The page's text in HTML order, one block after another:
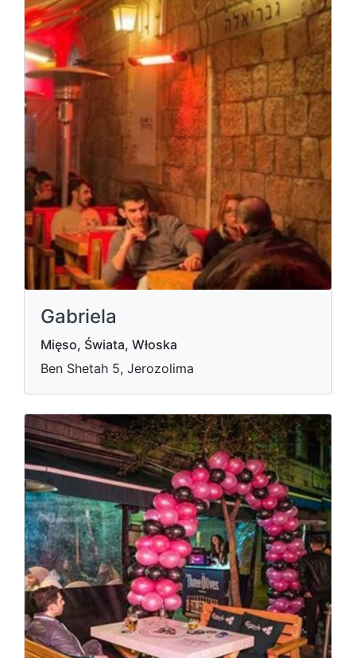
Gabriela
Mięso, Świata, Włoska
Ben Shetah 5, Jerozolima